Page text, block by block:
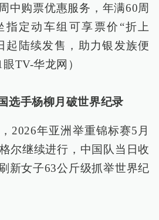
中购票优惠服务，年满60周
指定动车组可享票价“折上
起陆续发售，助力银发族便
TV-华龙网）
选手杨柳月破世界纪录
2026年亚洲举重锦标赛5月
尔继续进行，中国队当日收
新女子63公斤级抓举世界纪